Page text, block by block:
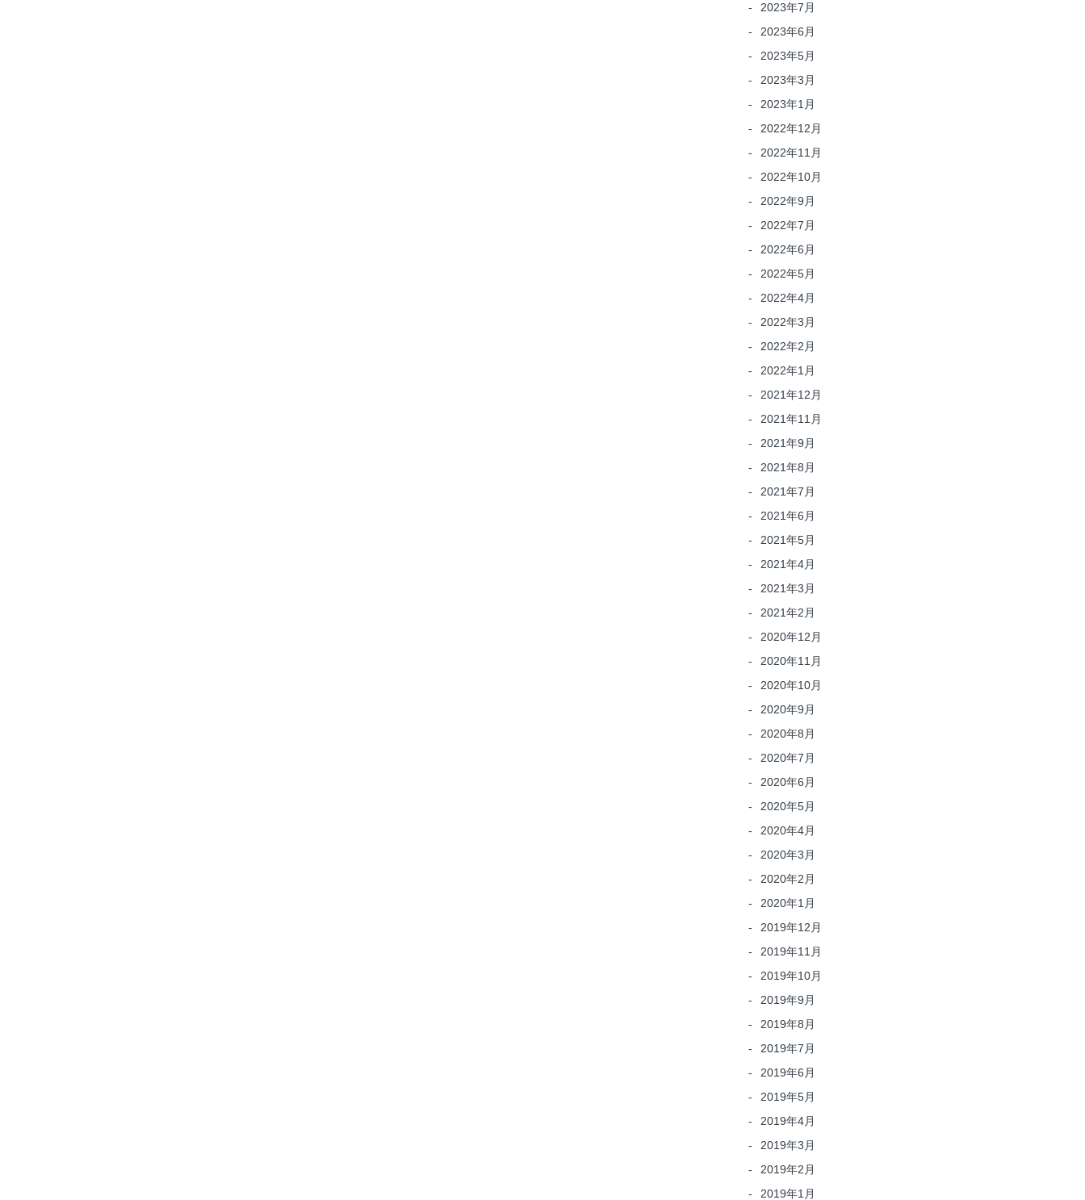
2023年7月
2023年6月
2023年5月
2023年3月
2023年1月
2022年12月
2022年11月
2022年10月
2022年9月
2022年7月
2022年6月
2022年5月
2022年4月
2022年3月
2022年2月
2022年1月
2021年12月
2021年11月
2021年9月
2021年8月
2021年7月
2021年6月
2021年5月
2021年4月
2021年3月
2021年2月
2020年12月
2020年11月
2020年10月
2020年9月
2020年8月
2020年7月
2020年6月
2020年5月
2020年4月
2020年3月
2020年2月
2020年1月
2019年12月
2019年11月
2019年10月
2019年9月
2019年8月
2019年7月
2019年6月
2019年5月
2019年4月
2019年3月
2019年2月
2019年1月